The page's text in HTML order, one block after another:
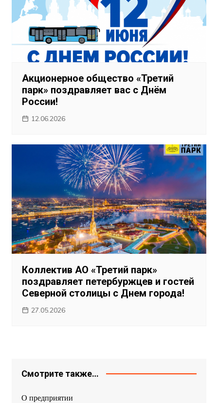
Акционерное общество «Третий
парк» поздравляет вас с Днём
России!
12.06.2026
Коллектив АО «Третий парк»
поздравляет петербуржцев и гостей
Северной столицы с Днем города!
27.05.2026
Смотрите также…
О предприятии